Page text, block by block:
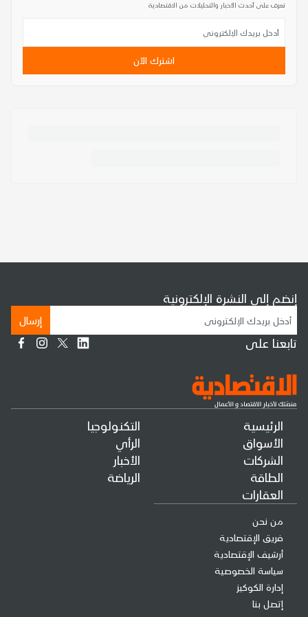
تعرف على أحدث الأخبار والتحليلات من الاقتصادية
اشترك الآن
الرئيسية
الأسواق
الشركات
الطاقة
العقارات
التكنولوجيا
الرأي
الأخبار
الرياضة
من نحن
فريق الإقتصادية
أرشيف الإقتصادية
سياسة الخصوصية
إدارة الكوكيز
إتصل بنا
إنضم إلى النشرة الإلكترونية
إرسال
تابعنا على